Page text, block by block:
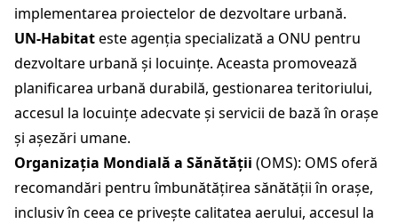
implementarea proiectelor de dezvoltare urbană.
UN-Habitateste agenția specializată a ONU pentru
dezvoltare urbană și locuințe. Aceasta promovează
planificarea urbană durabilă, gestionarea teritoriului,
accesul la locuințe adecvate și servicii de bază în orașe
și așezări umane.
Organizația Mondială a Sănătății (OMS): OMS oferă
recomandări pentru îmbunătățirea sănătății în orașe,
inclusiv în ceea ce privește calitatea aerului, accesul la